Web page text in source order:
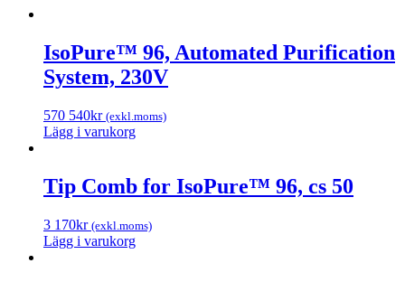
IsoPure™ 96, Automated Purification
System, 230V
570 540kr (exkl.moms)
Lägg i varukorg
Tip Comb for IsoPure™ 96, cs 50
3 170kr (exkl.moms)
Lägg i varukorg